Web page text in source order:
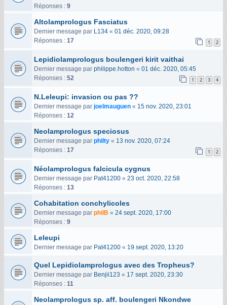
Réponses : 9
Altolamprologus Fasciatus
Dernier message par L134 « 01 déc. 2020, 09:28
Réponses : 17 1 2
Lepidiolamprologus boulengeri kirit vaithai
Dernier message par philippe.hotton « 01 déc. 2020, 05:45
Réponses : 52 1 2 3 4
N.Leleupi: invasion ou pas ??
Dernier message par joelmauguen « 15 nov. 2020, 23:01
Réponses : 12
Neolamprologus speciosus
Dernier message par philty « 13 nov. 2020, 07:24
Réponses : 17 1 2
Néolamprologus falcicula cygnus
Dernier message par Pat41200 « 23 oct. 2020, 22:58
Réponses : 13
Cohabitation conchylicoles
Dernier message par philB « 24 sept. 2020, 17:00
Réponses : 9
Leleupi
Dernier message par Pat41200 « 19 sept. 2020, 13:20
Quel Lepidiolamprologus avec des Tropheus?
Dernier message par Benjii123 « 17 sept. 2020, 23:30
Réponses : 11
Neolamprologus sp. aff. boulengeri Nkondwe